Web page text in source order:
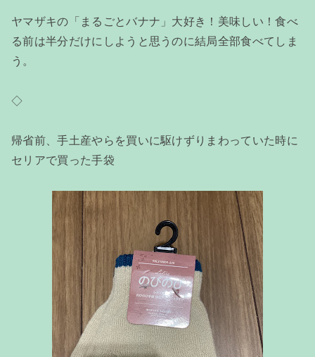
ヤマザキの「まるごとバナナ」大好き！美味しい！食べ
る前は半分だけにしようと思うのに結局全部食べてしま
う。
◇
帰省前、手土産やらを買いに駆けずりまわっていた時に
セリアで買った手袋